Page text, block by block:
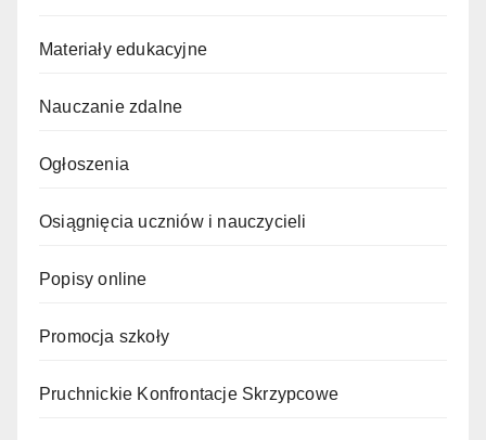
Materiały edukacyjne
Nauczanie zdalne
Ogłoszenia
Osiągnięcia uczniów i nauczycieli
Popisy online
Promocja szkoły
Pruchnickie Konfrontacje Skrzypcowe